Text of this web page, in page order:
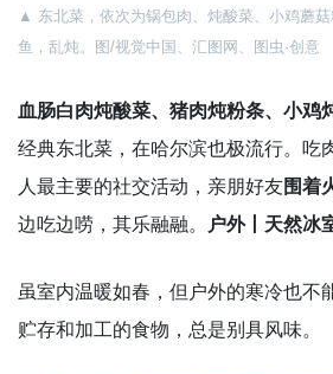
▲ 东北菜，依次为锅包肉、炖酸菜、小鸡蘑
鱼，乱炖。图/视觉中国、汇图网、图虫·创意
血肠白肉炖酸菜、猪肉炖粉条、小鸡
经典东北菜，在哈尔滨也极流行。吃
人最主要的社交活动，亲朋好友围着
边吃边唠，其乐融融。
户外丨天然冰
虽室内温暖如春，但户外的寒冷也不
贮存和加工的食物，总是别具风味。